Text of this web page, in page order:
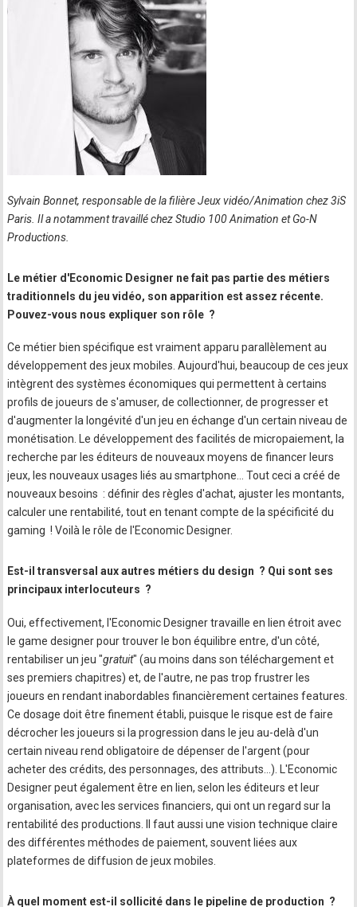
Sylvain Bonnet, responsable de la filière Jeux vidéo/Animation chez 3iS
Paris. Il a notamment travaillé chez Studio 100 Animation et Go-N
Productions.
Le métier d'Economic Designer ne fait pas partie des métiers
traditionnels du jeu vidéo, son apparition est assez récente.
Pouvez-vous nous expliquer son rôle ?
Ce métier bien spécifique est vraiment apparu parallèlement au
développement des jeux mobiles. Aujourd'hui, beaucoup de ces jeux
intègrent des systèmes économiques qui permettent à certains
profils de joueurs de s'amuser, de collectionner, de progresser et
d'augmenter la longévité d'un jeu en échange d'un certain niveau de
monétisation. Le développement des facilités de micropaiement, la
recherche par les éditeurs de nouveaux moyens de financer leurs
jeux, les nouveaux usages liés au smartphone… Tout ceci a créé de
nouveaux besoins : définir des règles d'achat, ajuster les montants,
calculer une rentabilité, tout en tenant compte de la spécificité du
gaming ! Voilà le rôle de l'Economic Designer.
Est-il transversal aux autres métiers du design ? Qui sont ses
principaux interlocuteurs ?
Oui, effectivement, l'Economic Designer travaille en lien étroit avec
le game designer pour trouver le bon équilibre entre, d'un côté,
rentabiliser un jeu "gratuit" (au moins dans son téléchargement et
ses premiers chapitres) et, de l'autre, ne pas trop frustrer les
joueurs en rendant inabordables financièrement certaines features.
Ce dosage doit être finement établi, puisque le risque est de faire
décrocher les joueurs si la progression dans le jeu au-delà d'un
certain niveau rend obligatoire de dépenser de l'argent (pour
acheter des crédits, des personnages, des attributs…). L'Economic
Designer peut également être en lien, selon les éditeurs et leur
organisation, avec les services financiers, qui ont un regard sur la
rentabilité des productions. Il faut aussi une vision technique claire
des différentes méthodes de paiement, souvent liées aux
plateformes de diffusion de jeux mobiles.
À quel moment est-il sollicité dans le pipeline de production ?